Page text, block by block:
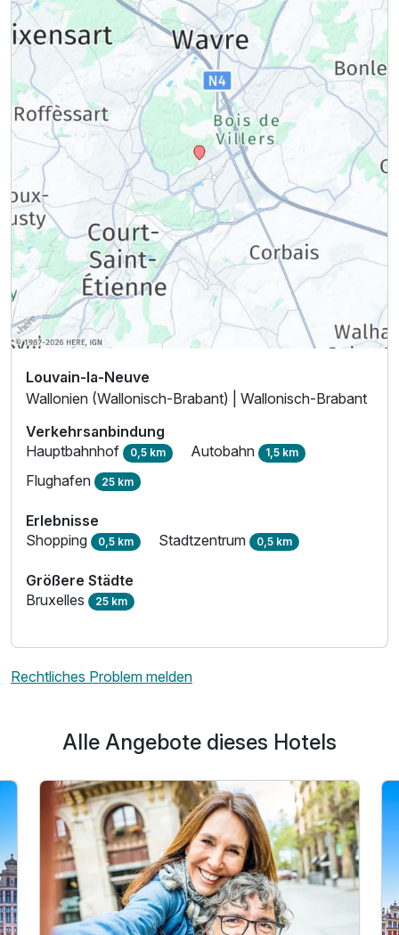
Louvain-la-Neuve
Wallonien (Wallonisch-Brabant) | Wallonisch-Brabant
Verkehrsanbindung
Hauptbahnhof 0,5 km Autobahn 1,5 km
Flughafen 25 km
Erlebnisse
Shopping 0,5 km Stadtzentrum 0,5 km
Größere Städte
Bruxelles 25 km
Rechtliches Problem melden
Alle Angebote dieses Hotels